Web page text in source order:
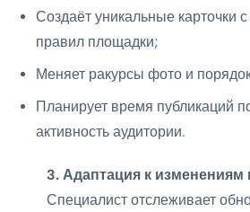
Создаёт уникальные карточки
правил площадки;
Меняет ракурсы фото и
Планирует время публикаций
активность аудитории.
3. Адаптация к изменениям
Специалист отслеживает